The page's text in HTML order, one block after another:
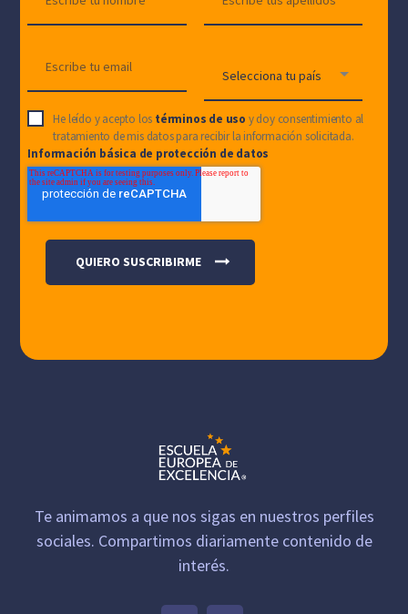
He leído y acepto los términos de uso y doy consentimiento al
tratamiento de mis datos para recibir la información solicitada.
Información básica de protección de datos
Te animamos a que nos sigas en nuestros perfiles
sociales. Compartimos diariamente contenido de
interés.